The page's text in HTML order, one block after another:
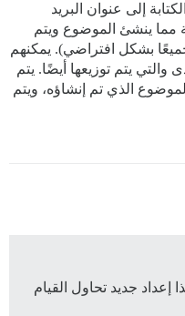
إلى عنوان البريد
مما ينشئ الموضوع ويتم
بشكل افتراضي). يمكنهم
والتي يتم توزيعها أيضًا. يتم
الذي تم إنشاؤه، ويتم
جديد تحاول القيام